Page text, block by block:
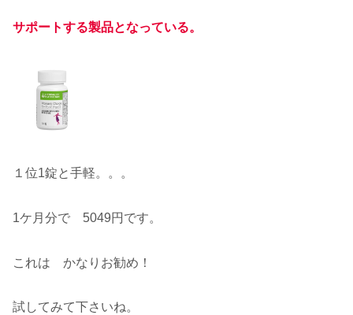
サポートする製品となっている。
１位1錠と手軽。。。
1ケ月分で 5049円です。
これは かなりお勧め！
試してみて下さいね。